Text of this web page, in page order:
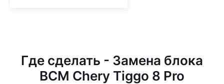
Где сделать - Замена блока
BCM Chery Tiggo 8 Pro